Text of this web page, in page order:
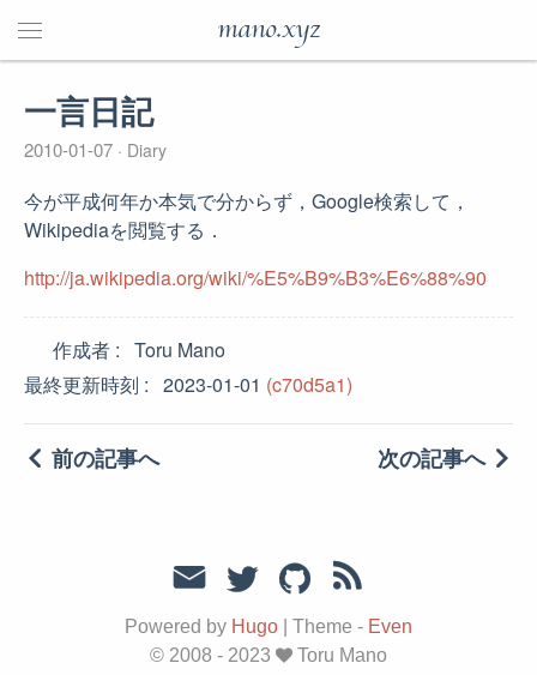
mano.xyz
一言日記
2010-01-07 Diary
今が平成何年か本気で分からず，Google検索して，
Wikipediaを閲覧する．
http://ja.wikipedia.org/wiki/%E5%B9%B3%E6%88%90
作成者
Toru Mano
最終更新時刻
2023-01-01 (c70d5a1)
前の記事へ 次の記事へ
Powered by Hugo Theme - Even
© 2008 - 2023
Toru Mano